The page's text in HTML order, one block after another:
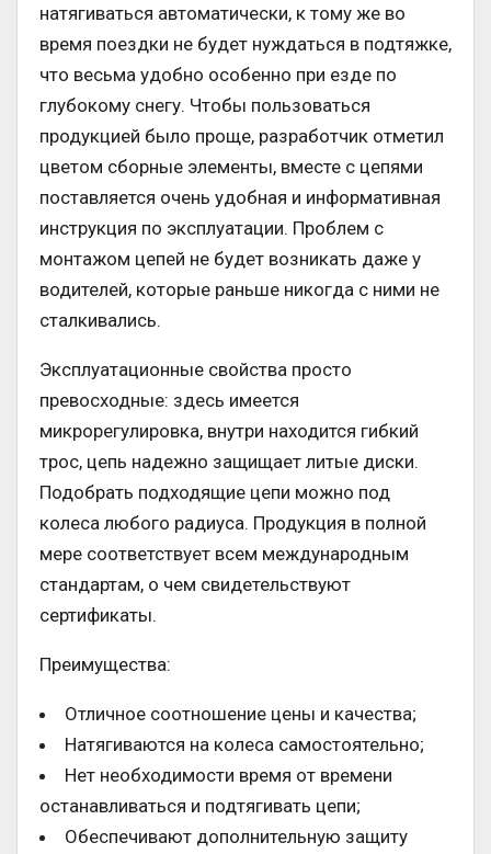
натягиваться автоматически, к тому же во
время поездки не будет нуждаться в подтяжке,
что весьма удобно особенно при езде по
глубокому снегу. Чтобы пользоваться
продукцией было проще, разработчик отметил
цветом сборные элементы, вместе с цепями
поставляется очень удобная и информативная
инструкция по эксплуатации. Проблем с
монтажом цепей не будет возникать даже у
водителей, которые раньше никогда с ними не
сталкивались.
Эксплуатационные свойства просто
превосходные: здесь имеется
микрорегулировка, внутри находится гибкий
трос, цепь надежно защищает литые диски.
Подобрать подходящие цепи можно под
колеса любого радиуса. Продукция в полной
мере соответствует всем международным
стандартам, о чем свидетельствуют
сертификаты.
Преимущества:
Отличное соотношение цены и качества;
Натягиваются на колеса самостоятельно;
Нет необходимости время от времени
останавливаться и подтягивать цепи;
Обеспечивают дополнительную защиту